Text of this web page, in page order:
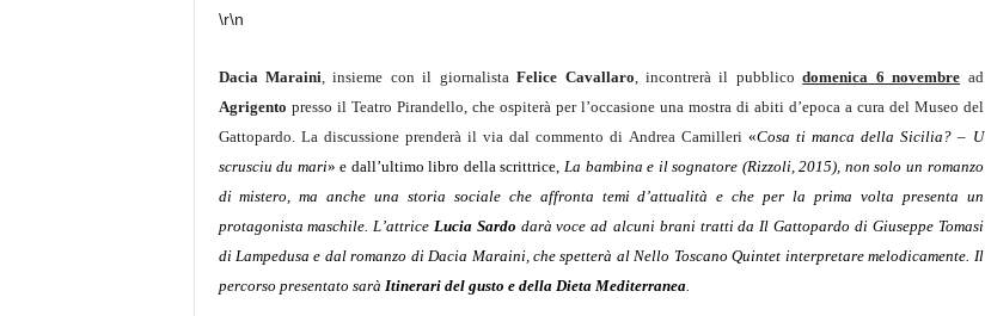
\r\n
Dacia Maraini, insieme con il giornalistaFelice Cavallaro,incontrerà il pubblicodomenica 6 novembre ad
Agrigento presso il Teatro Pirandello, che ospiterà per l’occasione una mostra di abiti d’epoca a cura del Museo del
Gattopardo. La discussione prenderà il via dal commento di Andrea Camilleri «Cosa ti manca della Sicilia? – U
scrusciu du mari» e dall’ultimo libro della scrittrice, La bambina e il sognatore (Rizzoli, 2015), non solo un romanzo
di mistero, ma anche una storia sociale che affronta temi d’attualità e che per la prima volta presenta un
protagonista maschile. L’attrice Lucia Sardo darà voce ad alcuni brani tratti daIl Gattopardo di Giuseppe Tomasi
di Lampedusa e dal romanzo di Dacia Maraini, che spetterà al Nello Toscano Quintet interpretare melodicamente. Il
percorso presentato sarà Itineraridel gusto e della Dieta Mediterranea.